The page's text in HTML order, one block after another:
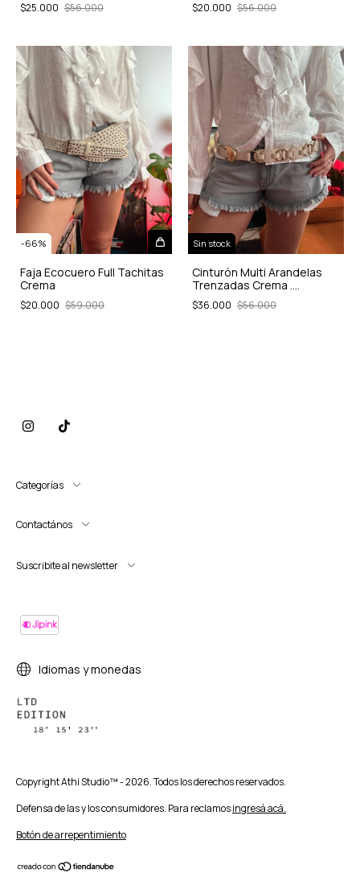
$25.000 $56.000 $20.000 $56.000
-66%
Faja Ecocuero Full Tachitas
Crema
$20.000 $59.000
Sin stock
Cinturón Multi Arandelas
Trenzadas Crema .
Segunda seleccion
$36.000 $56.000
Categorías
Contactános
Suscribite al newsletter
Idiomas y monedas
Copyright Athi Studio™ - 2026. Todos los derechos reservados.
Defensa de las y los consumidores. Para reclamosingresá acá.
Botón de arrepentimiento